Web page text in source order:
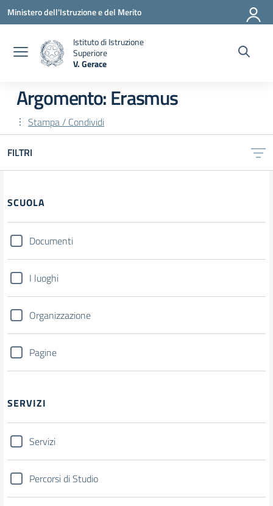
Vai ai contenuti
Vai al menu di navigazione
Vai al footer
Ministero dell'Istruzione e del Merito
Istituto di Istruzione
Superiore
V. Gerace
Argomento: Erasmus
Stampa / Condividi
FILTRI
Filtri
SCUOLA
Documenti
I luoghi
Organizzazione
Pagine
SERVIZI
Servizi
Percorsi di Studio